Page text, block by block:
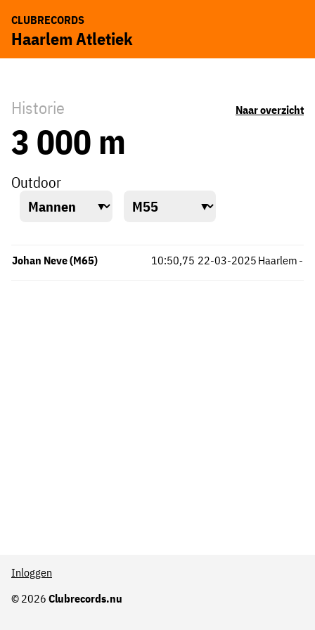
CLUBRECORDS
Haarlem Atletiek
Historie Naar overzicht
3 000 m
Outdoor
Johan Neve (M65) Haarlem
10:50,75 -
22-03-2025
© 2026 Clubrecords.nu
Inloggen